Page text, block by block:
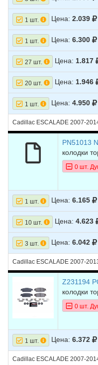
1 шт. Цена: 2.039
1 шт. Цена: 6.300
27 шт. Цена: 1.817
20 шт. Цена: 1.946
1 шт. Цена: 4.950
Cadillac ESCALADE 2007-
PN51013
колодки
0 шт.
1 шт. Цена: 6.165
10 шт. Цена: 4.623
3 шт. Цена: 6.042
Cadillac ESCALADE 2007-
Z231194
колодки
0 шт.
1 шт. Цена: 6.372
Cadillac ESCALADE 2007-